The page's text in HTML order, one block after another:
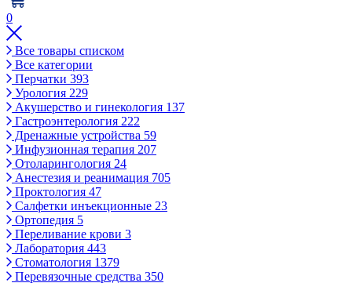
0
Все товары списком
Все категории
Перчатки 393
Урология 229
Акушерство и гинекология 137
Гастроэнтерология 222
Дренажные устройства 59
Инфузионная терапия 207
Отоларингология 24
Анестезия и реанимация 705
Проктология 47
Салфетки инъекционные 23
Ортопедия 5
Переливание крови 3
Лаборатория 443
Стоматология 1379
Перевязочные средства 350